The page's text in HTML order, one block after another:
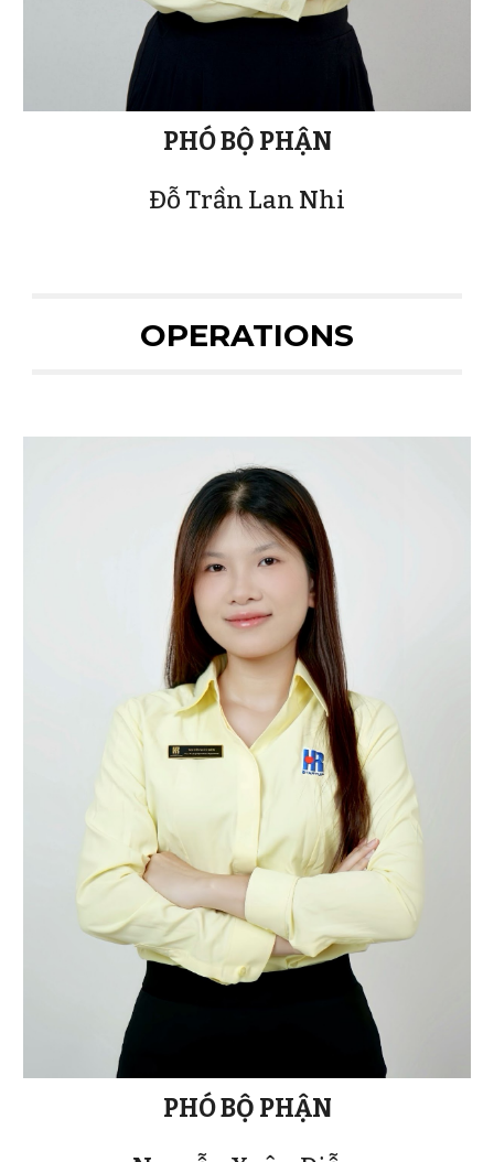
PHÓBỘ PHẬN
Đỗ Trần Lan Nhi
OPERATIONS
PHÓ BỘ PHẬN